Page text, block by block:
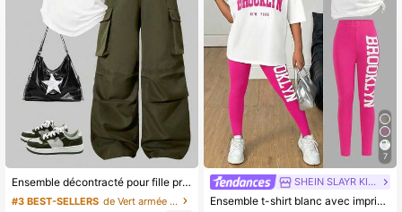
4,89 808K Suiveurs
Ensemble décontracté pour fille préadolescente avec t-shirt à manches courtes imprimé cœur et pantalon cargo, rentrée scolaire
#3 BEST-SELLERS de Vert armée Ensembles pour filles préadolescente
7
SHEIN SLAYR KIDS
Ensemble t-shirt blanc avec imprimé lettres vertes et leggings verts, tenue décontractée et quotidienne pour préadolescentes